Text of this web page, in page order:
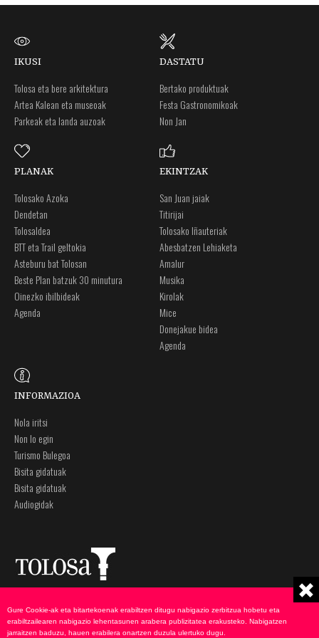
IKUSI
Tolosa eta bere arkitektura
Artea Kalean eta museoak
Parkeak eta landa auzoak
DASTATU
Bertako produktuak
Festa Gastronomikoak
Non Jan
PLANAK
Tolosako Azoka
Dendetan
Tolosaldea
BTT eta Trail geltokia
Asteburu bat Tolosan
Beste Plan batzuk 30 minutura
Oinezko ibilbideak
Agenda
EKINTZAK
San Juan jaiak
Titirijai
Tolosako Iñauteriak
Abesbatzen Lehiaketa
Amalur
Musika
Kirolak
Mice
Donejakue bidea
Agenda
INFORMAZIOA
Nola iritsi
Non lo egin
Turismo Bulegoa
Bisita gidatuak
Bisita gidatuak
Audiogidak
20400 Tolosa, Gipuzkoa
Pribatutasun politika
Gure Cookie-ak eta bitartekoenak erabiltzen ditugu nabigazio zerbitzua hobetu eta
erabiltzailearen nabigazio lehentasunen arabera publizitatea erakusteko. Nabigatzen
jarraitzen baduzu, hauen erabilera onartzen duzula ulertuko dugu.